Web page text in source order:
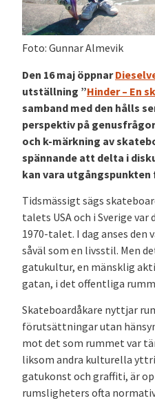
Foto: Gunnar Almevik
Den 16 maj öppnar
utställning ”Hinder – En
samband med den hålls
perspektiv på
och k-märkning av
spännande att delta i
kan vara
Tidsmässigt sägs
talets USA och i Sverige
1970-talet. I dag anses den
såväl som en livsstil. Men
gatukultur, en mänsklig
gatan, i det offentliga
Skateboardåkare nyttjar
förutsättningar utan
mot det som rummet var
liksom andra kulturella
gatukonst och graffiti, är
rumsligheters ofta